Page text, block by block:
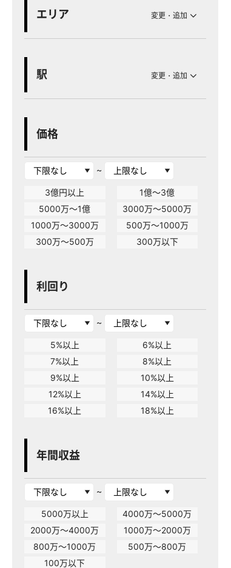
エリア 変更・追加
駅 変更・追加
価格
~
3億円以上
1億～3億
5000万～1億
3000万～5000万
1000万～3000万
500万～1000万
300万～500万
300万以下
利回り
~
5%以上
6%以上
7%以上
8%以上
9%以上
10%以上
12%以上
14%以上
16%以上
18%以上
年間収益
~
5000万以上
4000万～5000万
2000万～4000万
1000万～2000万
800万～1000万
500万～800万
100万以下